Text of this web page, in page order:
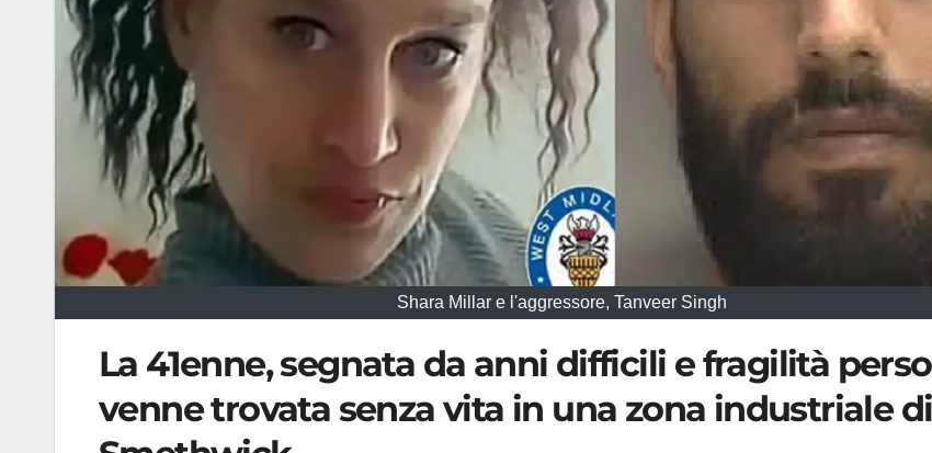
Shara Millar e l'aggressore, Tanveer Singh
La 41enne, segnata da anni difficili e fragilità
venne trovata senza vita in una zona industriale di